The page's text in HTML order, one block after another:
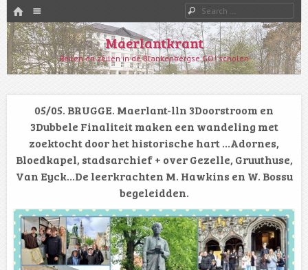
HOME
SKIP TO CONTENT
Search
Maerlantkrant
Reilen en zeilen in de Blankenbergse GO! scholen
05/05. BRUGGE. Maerlant-lln 3Doorstroom en
3Dubbele Finaliteit maken een wandeling met
zoektocht door het historische hart …Adornes,
Bloedkapel, stadsarchief + over Gezelle, Gruuthuse,
Van Eyck…De leerkrachten M. Hawkins en W. Bossu
begeleidden.